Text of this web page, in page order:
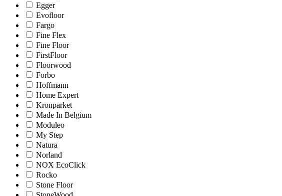
Egger
Evofloor
Fargo
Fine Flex
Fine Floor
FirstFloor
Floorwood
Forbo
Hoffmann
Home Expert
Kronparket
Made In Belgium
Moduleo
My Step
Natura
Norland
NOX EcoClick
Rocko
Stone Floor